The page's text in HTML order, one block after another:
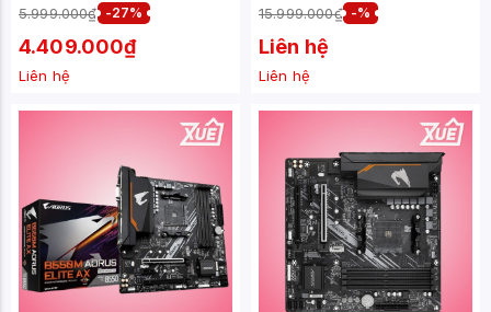
5.999.000₫ -27%
4.409.000₫
Liên hệ
15.999.000₫ -%
Liên hệ
Liên hệ